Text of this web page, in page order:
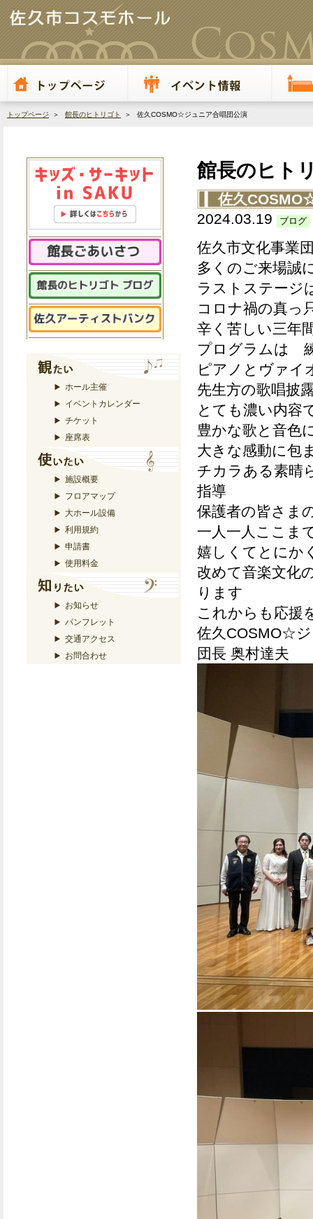
トップページ ＞ 館長のヒトリゴト ＞ 佐久COSMO☆ジュニア合唱団公演
ホール主催
イベントカレンダー
チケット
座席表
施設概要
フロアマップ
大ホール設備
利用規約
申請書
使用料金
お知らせ
パンフレット
交通アクセス
お問合わせ
館長のヒト
佐久
2024.03.19
ブログ
佐久市文化事業
多くのご来場誠
ラストステー
コロナ禍の真っ
辛く苦しい三年
プログラムは
ピアノとヴァ
先生方の歌唱披
とても濃い内容
豊かな歌と音色
大きな感動に包
チカラある素晴
指導
保護者の皆さま
一人一人ここま
嬉しくてとにか
改めて音楽文化
ります
これからも応援
佐久COSMO☆
団長 奥村達夫